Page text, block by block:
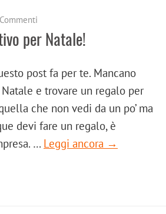
per Natale!
post fa per te. Mancano
e trovare un regalo per
che non vedi da un po’ ma
devi fare un regalo, è
… Leggi ancora →